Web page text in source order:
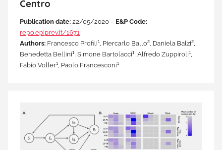
Centro
Publication date: 22/05/2020 – E&P Code:
repo.epiprev.it/1671
Authors: Francesco Profili1, Piercarlo Ballo2, Daniela Balzi2,
Benedetta Bellini1, Simone Bartolacci1, Alfredo Zuppiroli1,
Fabio Voller1, Paolo Francesconi1